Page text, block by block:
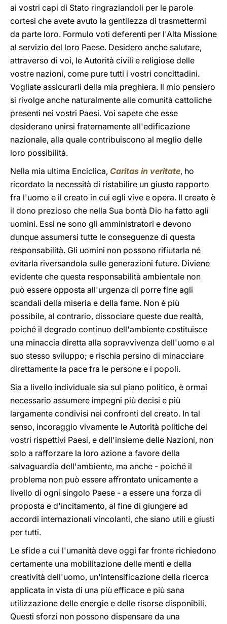
ai vostri capi di Stato ringraziandoli per le parole
cortesi che avete avuto la gentilezza di trasmettermi
da parte loro. Formulo voti deferenti per l'Alta Missione
al servizio del loro Paese. Desidero anche salutare,
attraverso di voi, le Autorità civili e religiose delle
vostre nazioni, come pure tutti i vostri concittadini.
Vogliate assicurarli della mia preghiera. Il mio pensiero
si rivolge anche naturalmente alle comunità cattoliche
presenti nei vostri Paesi. Voi sapete che esse
desiderano unirsi fraternamente all'edificazione
nazionale, alla quale contribuiscono al meglio delle
loro possibilità.
Nella mia ultima Enciclica, Caritas in veritate, ho
ricordato la necessità di ristabilire un giusto rapporto
fra l'uomo e il creato in cui egli vive e opera. Il creato è
il dono prezioso che nella Sua bontà Dio ha fatto agli
uomini. Essi ne sono gli amministratori e devono
dunque assumersi tutte le conseguenze di questa
responsabilità. Gli uomini non possono rifiutarla né
evitarla riversandola sulle generazioni future. Diviene
evidente che questa responsabilità ambientale non
può essere opposta all'urgenza di porre fine agli
scandali della miseria e della fame. Non è più
possibile, al contrario, dissociare queste due realtà,
poiché il degrado continuo dell'ambiente costituisce
una minaccia diretta alla sopravvivenza dell'uomo e al
suo stesso sviluppo; e rischia persino di minacciare
direttamente la pace fra le persone e i popoli.
Sia a livello individuale sia sul piano politico, è ormai
necessario assumere impegni più decisi e più
largamente condivisi nei confronti del creato. In tal
senso, incoraggio vivamente le Autorità politiche dei
vostri rispettivi Paesi, e dell'insieme delle Nazioni, non
solo a rafforzare la loro azione a favore della
salvaguardia dell'ambiente, ma anche - poiché il
problema non può essere affrontato unicamente a
livello di ogni singolo Paese - a essere una forza di
proposta e d'incitamento, al fine di giungere ad
accordi internazionali vincolanti, che siano utili e giusti
per tutti.
Le sfide a cui l'umanità deve oggi far fronte richiedono
certamente una mobilitazione delle menti e della
creatività dell'uomo, un'intensificazione della ricerca
applicata in vista di una più efficace e più sana
utilizzazione delle energie e delle risorse disponibili.
Questi sforzi non possono dispensare da una